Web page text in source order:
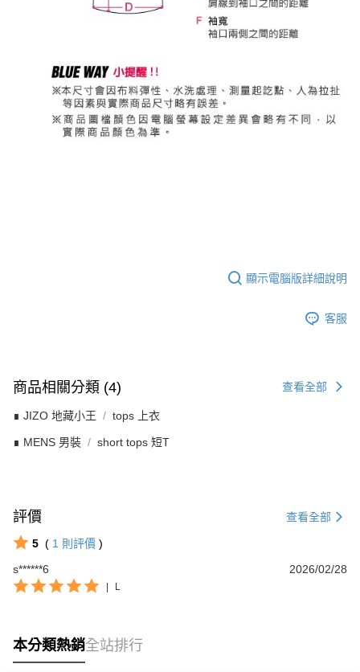
顯示電腦版詳細說明
客服
商品相關分類 (4) 查看全部
∎ JIZO 地藏小王 tops 上衣
∎ MENS 男裝 short tops 短T
評價 查看全部
5 ( 1 則評價 )
s******6
2026/02/28
L
本分類熱銷全站排行